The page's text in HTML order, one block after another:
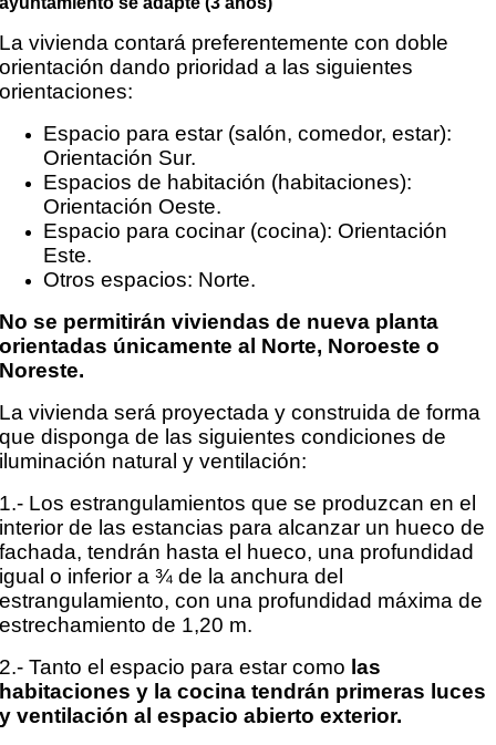
La vivienda contará preferentemente con doble
orientación dando prioridad a las siguientes
orientaciones:
Espacio para estar (salón, comedor, estar):
Orientación Sur.
Espacios de habitación (habitaciones):
Orientación Oeste.
Espacio para cocinar (cocina): Orientación
Este.
Otros espacios: Norte.
No se permitirán viviendas de nueva planta
orientadas únicamente al Norte, Noroeste o
Noreste.
La vivienda será proyectada y construida de forma
que disponga de las siguientes condiciones de
iluminación natural y ventilación:
1.- Los estrangulamientos que se produzcan en el
interior de las estancias para alcanzar un hueco de
fachada, tendrán hasta el hueco, una profundidad
igual o inferior a ¾ de la anchura del
estrangulamiento,con una profundidad máxima de
estrechamiento de 1,20 m.
2.- Tanto el espacio para estar como las
habitaciones y la cocina tendrán primeras luces
y ventilaciónal espacio abierto exterior.